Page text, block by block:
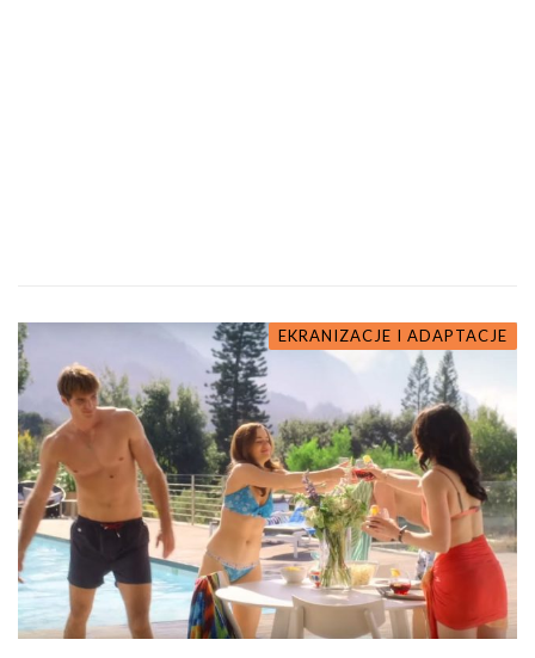
EKRANIZACJE I ADAPTACJE